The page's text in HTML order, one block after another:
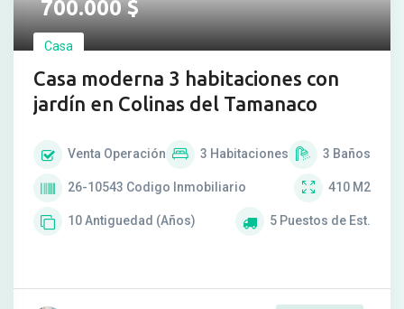
700.000$
Casa
Casa moderna 3 habitaciones con
jardín en Colinas del Tamanaco
Venta Operación 3 Habitaciones 3 Baños
26-10543 Codigo Inmobiliario 410 M2
10Antiguedad (Años) 5 Puestos de Est.